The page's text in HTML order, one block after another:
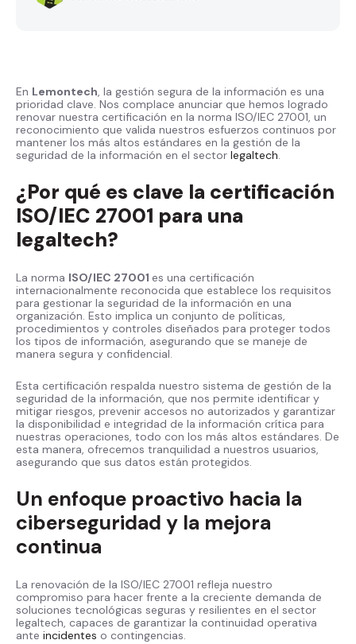
En Lemontech, la gestión segura de la información es una
prioridad clave. Nos complace anunciar que hemos logrado
renovar nuestra certificación en la norma ISO/IEC 27001, un
reconocimiento que valida nuestros esfuerzos continuos por
mantener los más altos estándares en la gestión de la
seguridad de la información en el sector legaltech.
¿Por qué es clave la certificación
ISO/IEC 27001 para una
legaltech?
La norma ISO/IEC 27001 es una certificación
internacionalmente reconocida que establece los requisitos
para gestionar la seguridad de la información en una
organización. Esto implica un conjunto de políticas,
procedimientos y controles diseñados para proteger todos
los tipos de información, asegurando que se maneje de
manera segura y confidencial.
Esta certificación respalda nuestro sistema de gestión de la
seguridad de la información, que nos permite identificar y
mitigar riesgos, prevenir accesos no autorizados y garantizar
la disponibilidad e integridad de la información crítica para
nuestras operaciones, todo con los más altos estándares. De
esta manera, ofrecemos tranquilidad a nuestros usuarios,
asegurando que sus datos están protegidos.
Un enfoque proactivo hacia la
ciberseguridad y la mejora
continua
La renovación de la ISO/IEC 27001 refleja nuestro
compromiso para hacer frente a la creciente demanda de
soluciones tecnológicas seguras y resilientes en el sector
legaltech, capaces de garantizar la continuidad operativa
ante incidentes o contingencias.